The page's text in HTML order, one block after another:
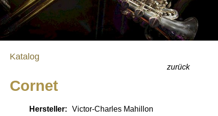
Katalog
Cornet
zurück
Hersteller:
Victor-Charles Mahillon